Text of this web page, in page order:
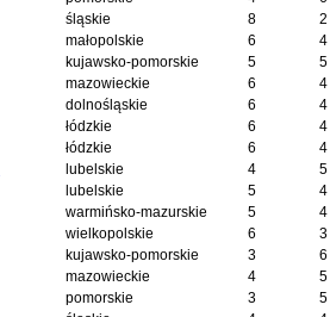
śląskie 8
2
małopolskie 6
4
kujawsko-pomorskie 5
5
mazowieckie 6
4
dolnośląskie 6
4
łódzkie 6
4
łódzkie 6
4
lubelskie 4
5
lubelskie 5
4
warmińsko-mazurskie 5
4
wielkopolskie 6
3
kujawsko-pomorskie 3
6
mazowieckie 4
5
pomorskie 3
5